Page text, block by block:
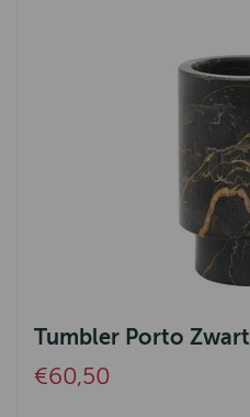
Tumbler Porto Zwart
€60,50